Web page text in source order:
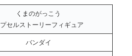
くまのがっこう
ストーリーフィギュア
バンダイ